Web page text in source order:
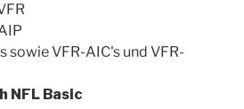
sowie VFR-AIC's und VFR-
NFL Basic